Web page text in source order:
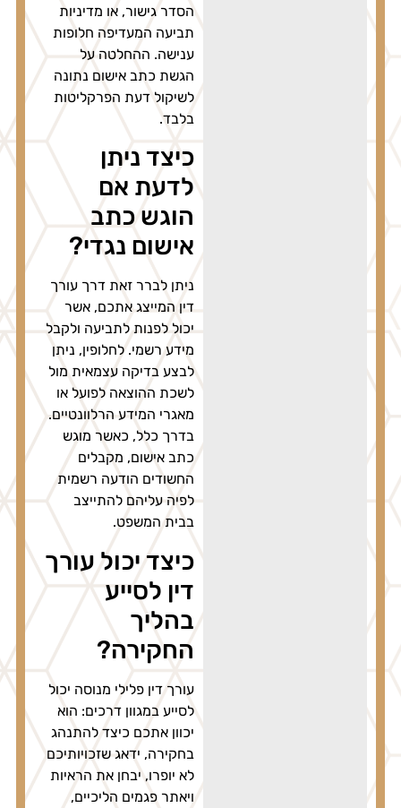
הסדר גישור, או מדיניות
תביעה המעדיפה חלופות
ענישה. ההחלטה על
הגשת כתב אישום נתונה
לשיקול דעת הפרקליטות
בלבד.
כיצד ניתן
לדעת אם
הוגש כתב
אישום נגדי?
ניתן לברר זאת דרך עורך
דין המייצג אתכם, אשר
יכול לפנות לתביעה ולקבל
מידע רשמי. לחלופין, ניתן
לבצע בדיקה עצמאית מול
לשכת ההוצאה לפועל או
מאגרי המידע הרלוונטיים.
בדרך כלל, כאשר מוגש
כתב אישום, מקבלים
החשודים הודעה רשמית
לפיה עליהם להתייצב
בבית המשפט.
כיצד יכול עורך
דין לסייע
בהליך
החקירה?
עורך דין פלילי מנוסה יכול
לסייע במגוון דרכים: הוא
יכוון אתכם כיצד להתנהג
בחקירה, ידאג שזכויותיכם
לא יופרו, יבחן את הראיות
ויאתר פגמים הליכיים,